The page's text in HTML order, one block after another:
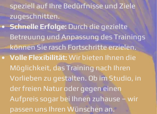
speziell auf Ihre Bedürfnisse und Ziele
zugeschnitten.
Schnelle Erfolge:Durch die gezielte
Betreuung und Anpassung des Trainings
können Sie rasch Fortschritte erzielen.
Volle Flexibilität: Wir bieten Ihnen die
Möglichkeit, das Training nach Ihren
Vorlieben zu gestalten. Ob im Studio, in
der freien Natur oder gegen einen
Aufpreis sogar bei Ihnen zuhause – wir
passen uns Ihren Wünschen an.